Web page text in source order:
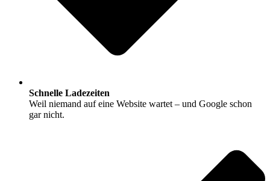
Schnelle Ladezeiten
Weil niemand auf eine Website wartet – und Google schon
gar nicht.